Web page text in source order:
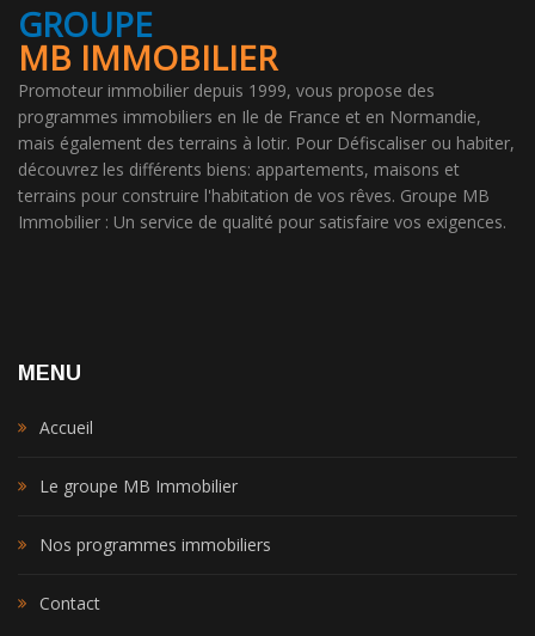
GROUPE
MB IMMOBILIER
Promoteur immobilier depuis 1999, vous propose des
programmes immobiliers en Ile de France et en Normandie,
mais également des terrains à lotir. Pour Défiscaliser ou habiter,
découvrez les différents biens: appartements, maisons et
terrains pour construire l'habitation de vos rêves. Groupe MB
Immobilier : Un service de qualité pour satisfaire vos exigences.
MENU
Accueil
Le groupe MB Immobilier
Nos programmes immobiliers
Contact